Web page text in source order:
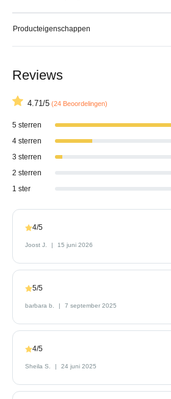
Producteigenschappen
Reviews
4.71/5 (24 Beoordelingen)
5 sterren
4 sterren
3 sterren
2 sterren
1 ster
4/5
Joost J. 15 juni 2026
5/5
barbara b. 7 september 2025
4/5
Sheila S. 24 juni 2025